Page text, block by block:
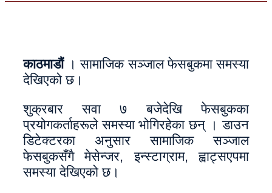
काठमाडौं। सामाजिक सञ्जाल फेसबुकमा समस्या
देखिएको छ।
शुक्रबार सवा ७ बजेदेखि फेसबुकका
प्रयोगकर्ताहरूले समस्या भोगिरहेका छन् । डाउन
डिटेक्टरका अनुसार सामाजिक सञ्जाल
फेसबुकसँगै मेसेन्जर, इन्स्टाग्राम, ह्वाट्सएपमा
समस्या देखिएको छ।